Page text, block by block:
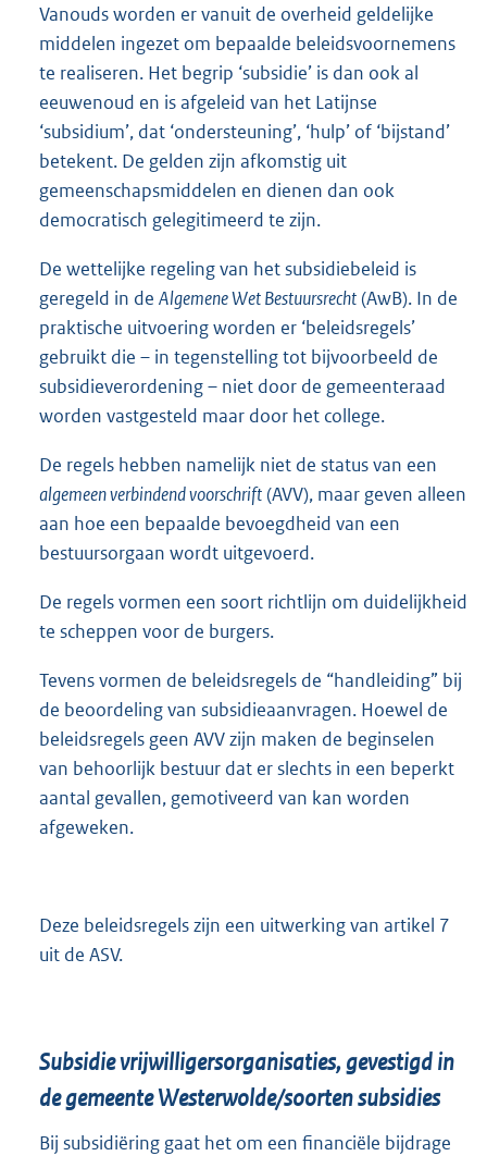
Vanouds worden er vanuit de overheid geldelijke
middelen ingezet om bepaalde beleidsvoornemens
te realiseren. Het begrip ‘subsidie’ is dan ook al
eeuwenoud en is afgeleid van het Latijnse
‘subsidium’, dat ‘ondersteuning’, ‘hulp’ of ‘bijstand’
betekent. De gelden zijn afkomstig uit
gemeenschapsmiddelen en dienen dan ook
democratisch gelegitimeerd te zijn.
De wettelijke regeling van het subsidiebeleid is
geregeld in de Algemene Wet Bestuursrecht(AwB). In de
praktische uitvoering worden er ‘beleidsregels’
gebruikt die – in tegenstelling tot bijvoorbeeld de
subsidieverordening – niet door de gemeenteraad
worden vastgesteld maar door het college.
De regels hebben namelijk niet de status van een
algemeen verbindend voorschrift(AVV), maar geven alleen
aan hoe een bepaalde bevoegdheid van een
bestuursorgaan wordt uitgevoerd.
De regels vormen een soort richtlijn om duidelijkheid
te scheppen voor de burgers.
Tevens vormen de beleidsregels de “handleiding” bij
de beoordeling van subsidieaanvragen. Hoewel de
beleidsregels geen AVV zijn maken de beginselen
van behoorlijk bestuur dat er slechts in een beperkt
aantal gevallen, gemotiveerd van kan worden
afgeweken.
Deze beleidsregels zijn een uitwerking van artikel 7
uit de ASV.
Subsidie vrijwilligersorganisaties, gevestigd in
de gemeente Westerwolde/soorten subsidies
Bij subsidiëring gaat het om een financiële bijdrage